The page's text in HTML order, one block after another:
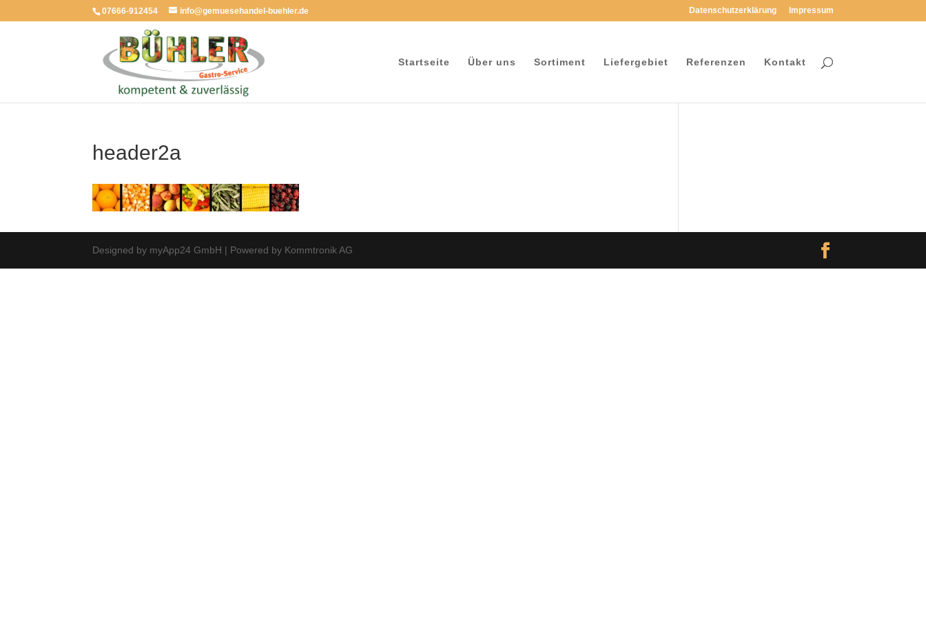
07666-912454 info@gemuesehandel-buehler.de Datenschutzerklärung Impressum
Startseite Über uns Sortiment Liefergebiet Referenzen Kontakt
header2a
Designed by myApp24 GmbH | Powered by Kommtronik AG